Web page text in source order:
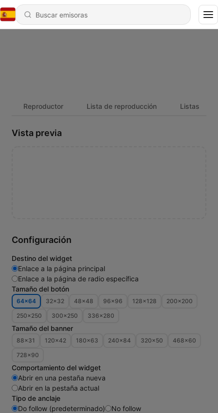
Reproductor Lista de reproducción Listas
Vista previa
Configuración
Destino del widget
Enlace a la página principal
Enlace a la página de radio específica
Tamaño del botón
64×64 32×32 48×48 96×96 128×128
200×200
250×250
300×250 336×280
Tamaño del banner
88×31 120×42 180×63 240×84 320×50
468×60
728×90
Comportamiento del widget
Abrir en una pestaña nueva
Abrir en la pestaña actual
Tipo de anclaje
Do follow (predeterminado)
No follow